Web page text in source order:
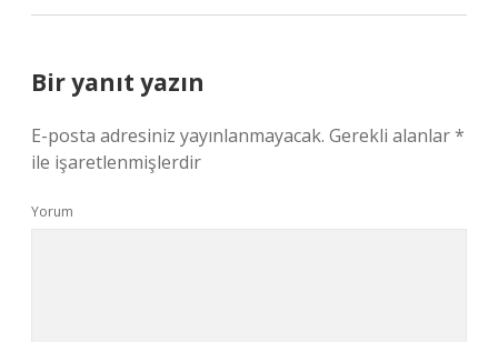
Bir yanıt yazın
E-posta adresiniz yayınlanmayacak. Gerekli alanlar*
ile işaretlenmişlerdir
Yorum